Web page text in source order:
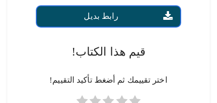
رابط بديل
قيم هذا الكتاب!
اختر تقييمك ثم أضغط تأكيد التقييم!